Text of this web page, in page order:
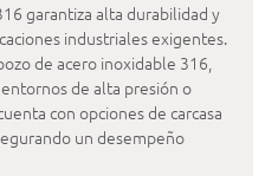
garantiza alta durabilidad y
industriales exigentes.
de acero inoxidable 316,
de alta presión o
con opciones de carcasa
un desempeño